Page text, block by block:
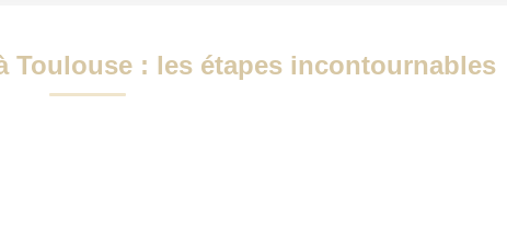
Toulouse : les étapes incontournables